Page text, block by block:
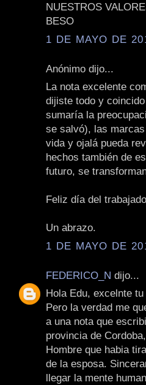
NUESTROS
BESO
1 DE MAYO DE
Anónimo dijo...
La nota excelente
dijiste todo y
sumaría la
se salvó), las
vida y ojalá pueda
hechos también de
futuro, se
Feliz día del
Un abrazo.
1 DE MAYO DE
FEDERICO_N dijo...
Hola Edu, excelnte
Pero la verdad me
a una nota que
provincia de
Hombre que habia
de la esposa.
llegar la mente